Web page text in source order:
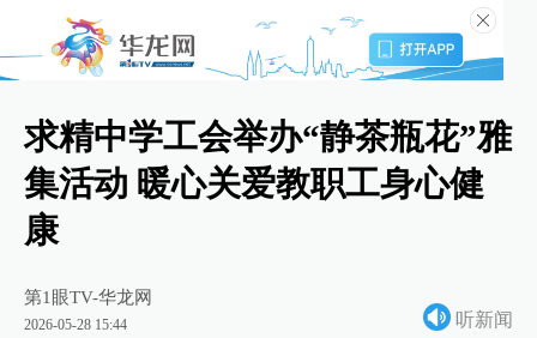
求精中学工会举办“静茶瓶花”雅
集活动 暖心关爱教职工身心健
康
第1眼TV-华龙网
2026-05-28 15:44 听新闻